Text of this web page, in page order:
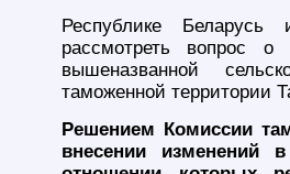
Республике Беларусь
рассмотреть вопрос о
вышеназванной
таможенной территории
Решением Комиссии
внесении изменений